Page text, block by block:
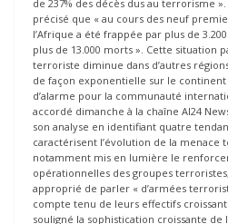
de 237% des décès dus au terrorisme
précisé que « au cours des neuf
l’Afrique a été frappée par plus de
plus de 13.000 morts ». Cette situation
terroriste diminue dans d’autres
de façon exponentielle sur le
d’alarme pour la communauté
accordé dimanche à la chaîne Al24
son analyse en identifiant quatre
caractérisent l’évolution de la menace
notamment mis en lumière le
opérationnelles des groupes
approprié de parler « d’armées
compte tenu de leurs effectifs
souligné la sophistication croissante